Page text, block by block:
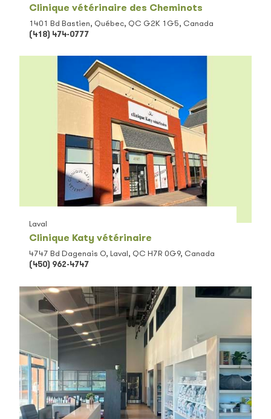
Clinique vétérinaire des Cheminots
1401 Bd Bastien, Québec, QC G2K 1G5, Canada
(418) 474-0777
Clinique Katy vétérinaire
Laval
4747 Bd Dagenais O, Laval, QC H7R 0G9, Canada
(450) 962-4747